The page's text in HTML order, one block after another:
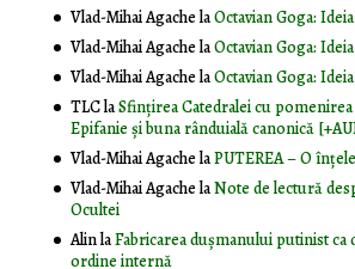
Vlad-Mihai AgachelaOctavian Goga:
Vlad-Mihai AgachelaOctavian Goga:
Vlad-Mihai AgachelaOctavian Goga:
TLClaSfințirea Catedralei cu
Epifanie și buna rânduială canonică
Vlad-Mihai AgachelaPUTEREA – O
Vlad-Mihai AgachelaNote de lectură
Ocultei
AlinlaFabricarea dușmanului putinist ca
ordine internă